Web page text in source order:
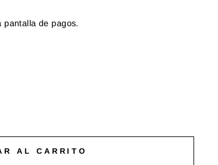
pantalla de pagos.
AL CARRITO